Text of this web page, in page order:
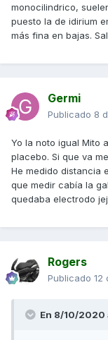
monocilindrico,
puesto la de idirium
más fina en bajas.
Germi
Publicado 8
Yo la noto igual Mito
placebo. Si que va
He medido distancia
que medir cabía la
quedaba electrodo
Rogers
Publicado 12
En 8/10/2020